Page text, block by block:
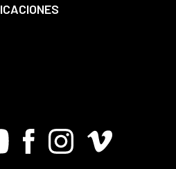
FacebookInstagram
Vimeo